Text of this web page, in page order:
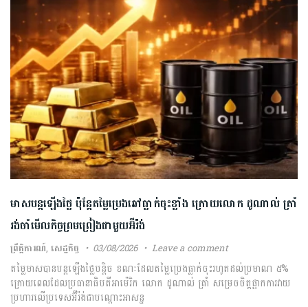
មាសបន្តឡើងថ្លៃ ប៉ុន្តែតម្លៃប្រេងឆៅធ្លាក់ចុះខ្លាំង ក្រោយលោក ដូណាល់ ត្រាំ
រង់ចាំមើលកិច្ចព្រមព្រៀងជាមួយអ៊ីរ៉ង់
ព្រឹត្តិការណ៍,សេដ្ឋកិច្ច 03/08/2026 Leave a comment
តម្លៃមាសបានបន្តឡើងថ្លៃបន្តិច ខណៈដែលតម្លៃប្រេងធ្លាក់ចុះរហូតដល់ប្រមាណ ៥%
ក្រោយពេលដែលប្រធានាធិបតីអាម៉េរិក លោក ដូណាល់ ត្រាំ សម្រេចចិត្តផ្អាកការវាយ
ប្រហារលើប្រទេសអ៊ីរ៉ង់ជាបណ្តោះអាសន្ន